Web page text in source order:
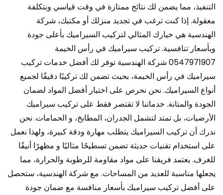
التنفيذ، مما يضمن لك نتائج ممتازة في وقت قياسي وبتكلفة
معقولة. إذا كنت ترغب في تجديد منزلك أو مكتبك، شركة
الهندسية هي خيارك المثالي لتركيب السيراميك بأعلى جودة
وبأسعار تنافسية. تركيب سيراميك في رأس الخيمة
0547971907 شركة الهندسية توفر لك أفضل خدمات تركيب
سيراميك في رأس الخيمة، بحيث تضمن لك تركيبًا دقيقًا لجميع
أنواع السيراميك. نحن نحرص على اختيار أفضل المواد لضمان
الجودة والمتانة. خدماتنا لا تقتصر فقط على تركيب سيراميك
الأرضيات، بل تمتد لتشمل الجدران، المطابخ، و الحمامات. نحن
ندرك أن تركيب السيراميك يتطلب مهارة ودقة كبيرة، ولهذا نعمل
على استخدام تقنيات حديثة تضمن تسطيحًا مثاليًا و مظهرًا أنيقًا
للغرف. يعتمد فريقنا على مواد مقاومة للرطوبة والحرارة، مما
يجعلها مناسبة للعديد من المساحات. مع شركة الهندسية، ستحصل
على أفضل تركيب سيراميك بأسعار منافسة مع ضمان جودة